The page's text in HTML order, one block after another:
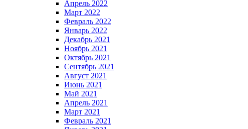
Апрель 2022
Март 2022
Февраль 2022
Январь 2022
Декабрь 2021
Ноябрь 2021
Октябрь 2021
Сентябрь 2021
Август 2021
Июнь 2021
Май 2021
Апрель 2021
Март 2021
Февраль 2021